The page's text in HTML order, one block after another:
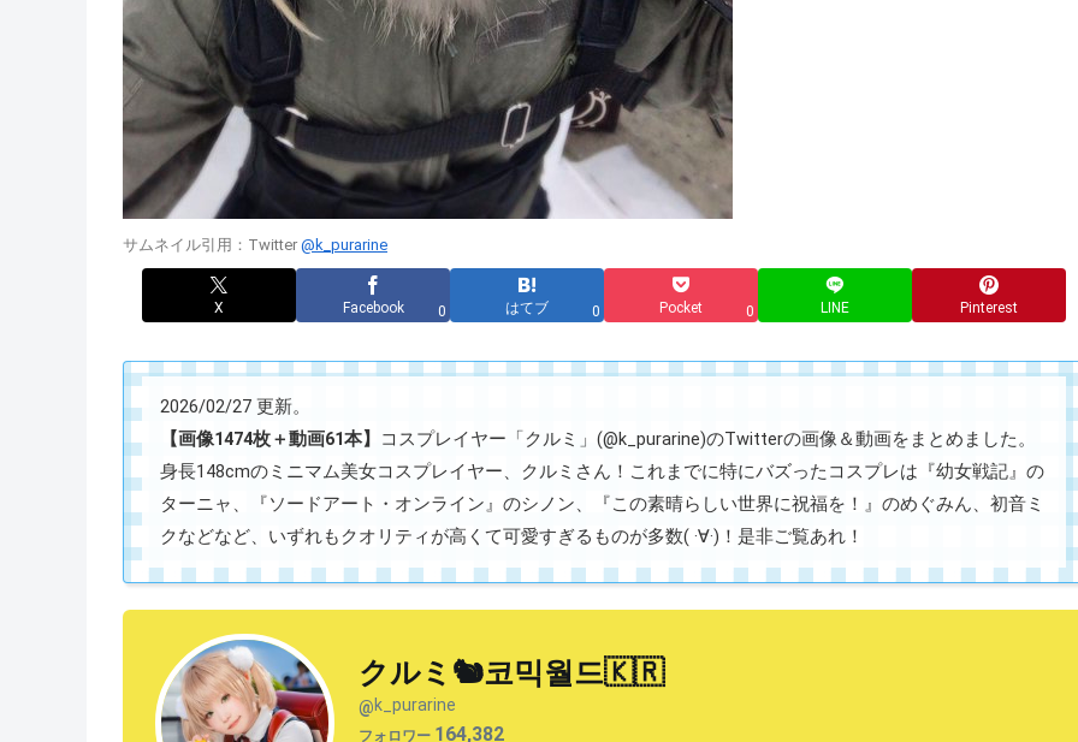
サムネイル引用：Twitter @k_purarine
X Facebook 0 はてブ 0 Pocket 0 LINE Pinterest
2026/02/27 更新。
【画像1474枚＋動画61本】
コスプレイヤー「クルミ」(@k_purarine)のTwitterの画像＆動画をまとめました。
身長148cmのミニマム美女コスプレイヤー、クルミさん！これまでに特にバズったコスプレは『幼女戦記』の
ターニャ、『ソードアート・オンライン』のシノン、『この素晴らしい世界に祝福を！』のめぐみん、初音ミ
クなどなど、いずれもクオリティが高くて可愛すぎるものが多数( ·∀·)！是非ご覧あれ！
クルミ🐿코믹월드🇰🇷
@k_purarine
フォロワー 164,382